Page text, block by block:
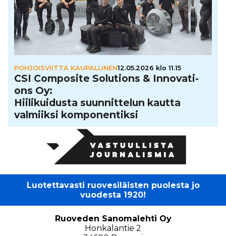
POHJOISVIITTA KAUPALLINEN12.05.2026 klo 11.15
CSI Composite Solutions & Inno­va­ti­
ons Oy:
Hii­li­kui­dusta suun­nit­te­lun kautta
valmiiksi kom­po­nen­tiksi
Luotettavasti ruovesiläisten puolesta jo
vuodesta 1920!
Ruoveden Sanomalehti Oy
Honkalantie 2